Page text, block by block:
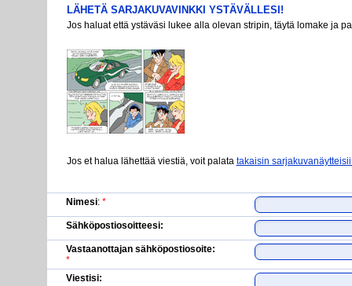
LÄHETÄ SARJAKUVAVINKKI YSTÄVÄLLESI!
Jos haluat että ystäväsi lukee alla olevan stripin, täytä lomake ja
Jos et halua lähettää viestiä, voit palata takaisin
Nimesi: *
Sähköpostiosoitteesi:
Vastaanottajan sähköpostiosoite:
*
Viestisi: